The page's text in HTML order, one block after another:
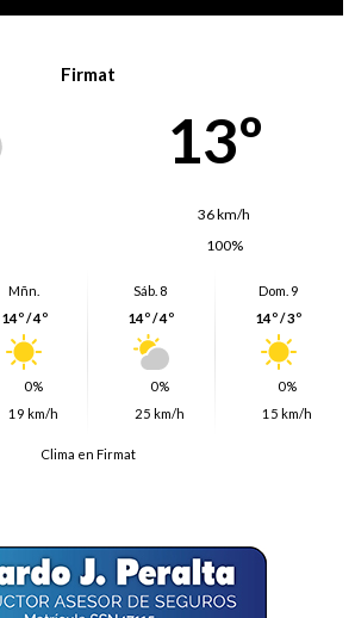
Firmat
13º
36 km/h
100%
Mñn.
14º / 4º
0%
19 km/h
Sáb. 8
14º / 4º
0%
25 km/h
Dom. 9
14º / 3º
0%
15 km/h
Clima en Firmat